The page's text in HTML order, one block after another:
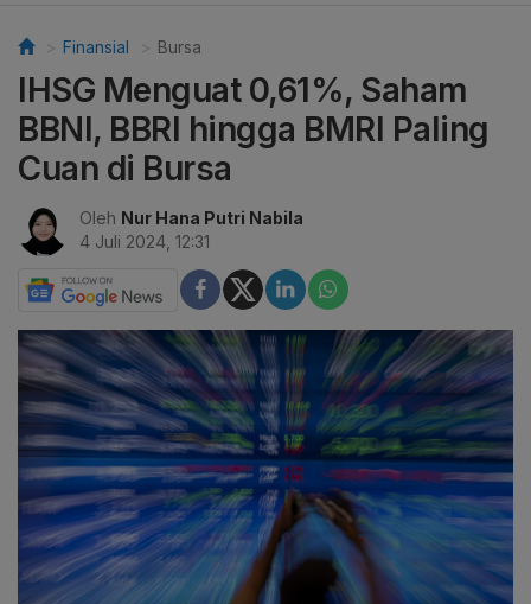
Finansial Bursa
IHSG Menguat 0,61%, Saham
BBNI, BBRI hingga BMRI Paling
Cuan di Bursa
Oleh Nur Hana Putri Nabila
4 Juli 2024, 12:31